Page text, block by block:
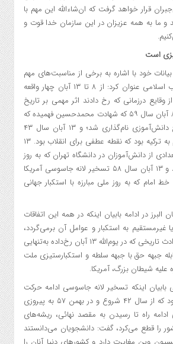
قرار خواهد گرفت که ان‌شاءالله این مهم با
ما به همه عزیزان در این سازمان خدا قوت و
خود با اشاره به برخی از مناسبت‌های مهم
آبان ماه در تاریخ انقلاب اسلامی عنوان کرد: از ۸ تا ۱۳ آبان چهار واقعه
وقایع درزمانی که رخ دادند اثر مهمی بر تاریخ
معاصر کشور گذاشتند. ۸ آبان سال ۵۹ که شهادت محمدحسین فهمیده که
به روز نوجوان و بسیج دانش‌آموزی نام‌گذاری شد؛ و ۱۳ آبان سال ۴۳
تبعید حضرت امام از قم به ترکیه بود که نقطه عطفی برای انقلاب بود. ۱۳
شهادت تعدادی از دانش‌آموزان در دانشگاه تهران که به روز
دانش‌آموز نام‌گذاری شد و ۱۳ آبان سال ۵۸ تسخیر لانه جاسوسی آمریکا
امام که به روز ملی مبارزه با استکبار جهانی
البرز در ادامه بابیان اینکه در همه این اتفاقات
غیرمستقیم به استکبار و عوامل آن برمی‌گردد،
گفت: هرکدام از این حوادث تاریخى که در یوم‌الله ۱۳ آبان رخ‌داده به‌تنهایی
جبهه حق با جبهه سلطه و استکبارستیزی ملت
علیه شیطان بزرگ، آمریکا.
اینکه تسخیر لانه جاسوسی ادامه حرکت
پویای انقلاب اسلامی بود که از سال ۴۲ شروع و در بهمن ۵۷ به پیروزی
ادامه راه تا رسیدن به مقصد نهائی، ریشه‌های
را قطع می‌کرد، گفت: دانشجویان می‌دانستند